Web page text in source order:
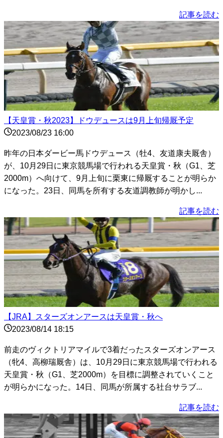
記事を読む
【天皇賞・秋2023】ドウデュースは9月上旬帰厩予定
2023/08/23 16:00
昨年の日本ダービー馬ドウデュース（牡4、友道康夫厩舎）
が、10月29日に東京競馬場で行われる天皇賞・秋（G1、芝
2000m）へ向けて、9月上旬に栗東に帰厩することが明らか
になった。23日、同馬を所有する友道調教師が明かし...
記事を読む
【JRA】スターズオンアースは天皇賞・秋へ
2023/08/14 18:15
前走のヴィクトリアマイルで3着だったスターズオンアース
（牝4、高柳瑞厩舎）は、10月29日に東京競馬場で行われる
天皇賞・秋（G1、芝2000m）を目標に調整されていくこと
が明らかになった。14日、同馬が所属する社台サラブ...
記事を読む